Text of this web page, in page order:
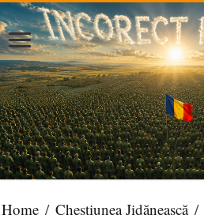
Home / Chestiunea Jidănească /